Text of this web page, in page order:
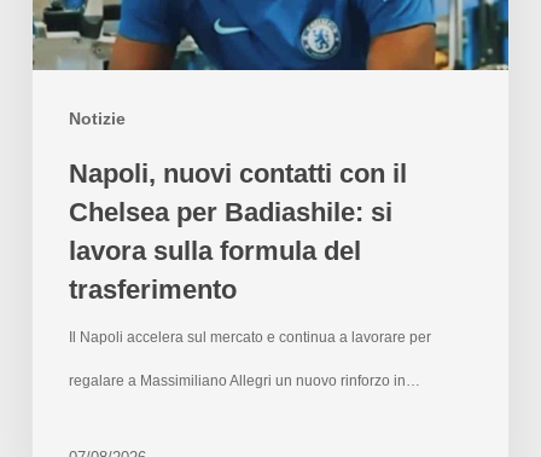
Notizie
Napoli, nuovi contatti con il
Chelsea per Badiashile: si
lavora sulla formula del
trasferimento
Il Napoli accelera sul mercato e continua a lavorare per
regalare a Massimiliano Allegri un nuovo rinforzo in…